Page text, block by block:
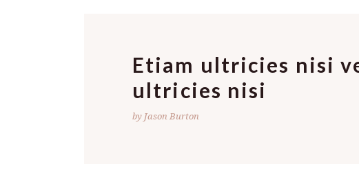
Etiam ultricies nisi
ultricies nisi
by Jason Burton